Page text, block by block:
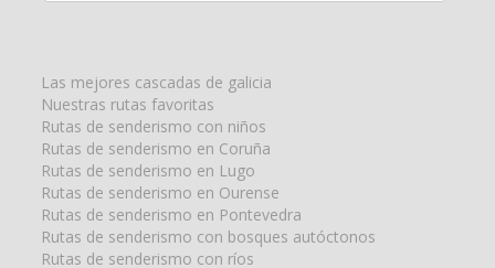
Las mejores cascadas de galicia
Nuestras rutas favoritas
Rutas de senderismo con niños
Rutas de senderismo en Coruña
Rutas de senderismo en Lugo
Rutas de senderismo en Ourense
Rutas de senderismo en Pontevedra
Rutas de senderismo con bosques autóctonos
Rutas de senderismo con ríos